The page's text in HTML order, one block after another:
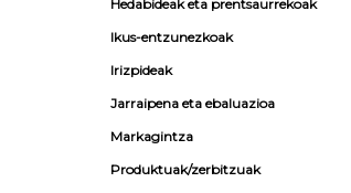
Hedabideak eta prentsaurrekoak
Ikus-entzunezkoak
Irizpideak
Jarraipena eta ebaluazioa
Markagintza
Produktuak/zerbitzuak